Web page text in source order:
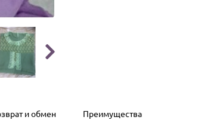

и обмен Преимущества